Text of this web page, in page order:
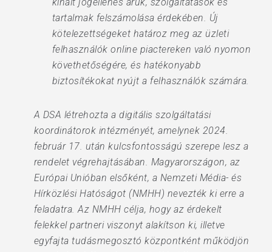
tartalmak felszámolása érdekében. Új
kötelezettségeket határoz meg az üzleti
felhasználók online piactereken való nyomon
követhetőségére, és hatékonyabb
biztosítékokat nyújt a felhasználók számára.
A DSA létrehozta a digitális szolgáltatási
koordinátorok intézményét, amelynek 2024.
február 17. után kulcsfontosságú szerepe lesz a
rendelet végrehajtásában. Magyarországon, az
Európai Unióban elsőként, a Nemzeti Média- és
Hírközlési Hatóságot (NMHH) nevezték ki erre a
feladatra. Az NMHH célja, hogy az érdekelt
felekkel partneri viszonyt alakítson ki, illetve
egyfajta tudásmegosztó központként működjön